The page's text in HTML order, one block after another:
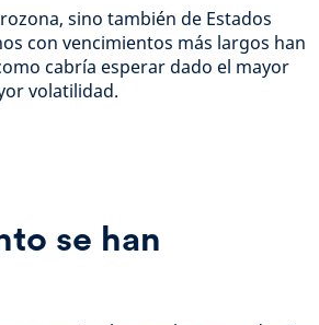
sino también de Estados
con vencimientos más largos han
cabría esperar dado el mayor
volatilidad.
se han